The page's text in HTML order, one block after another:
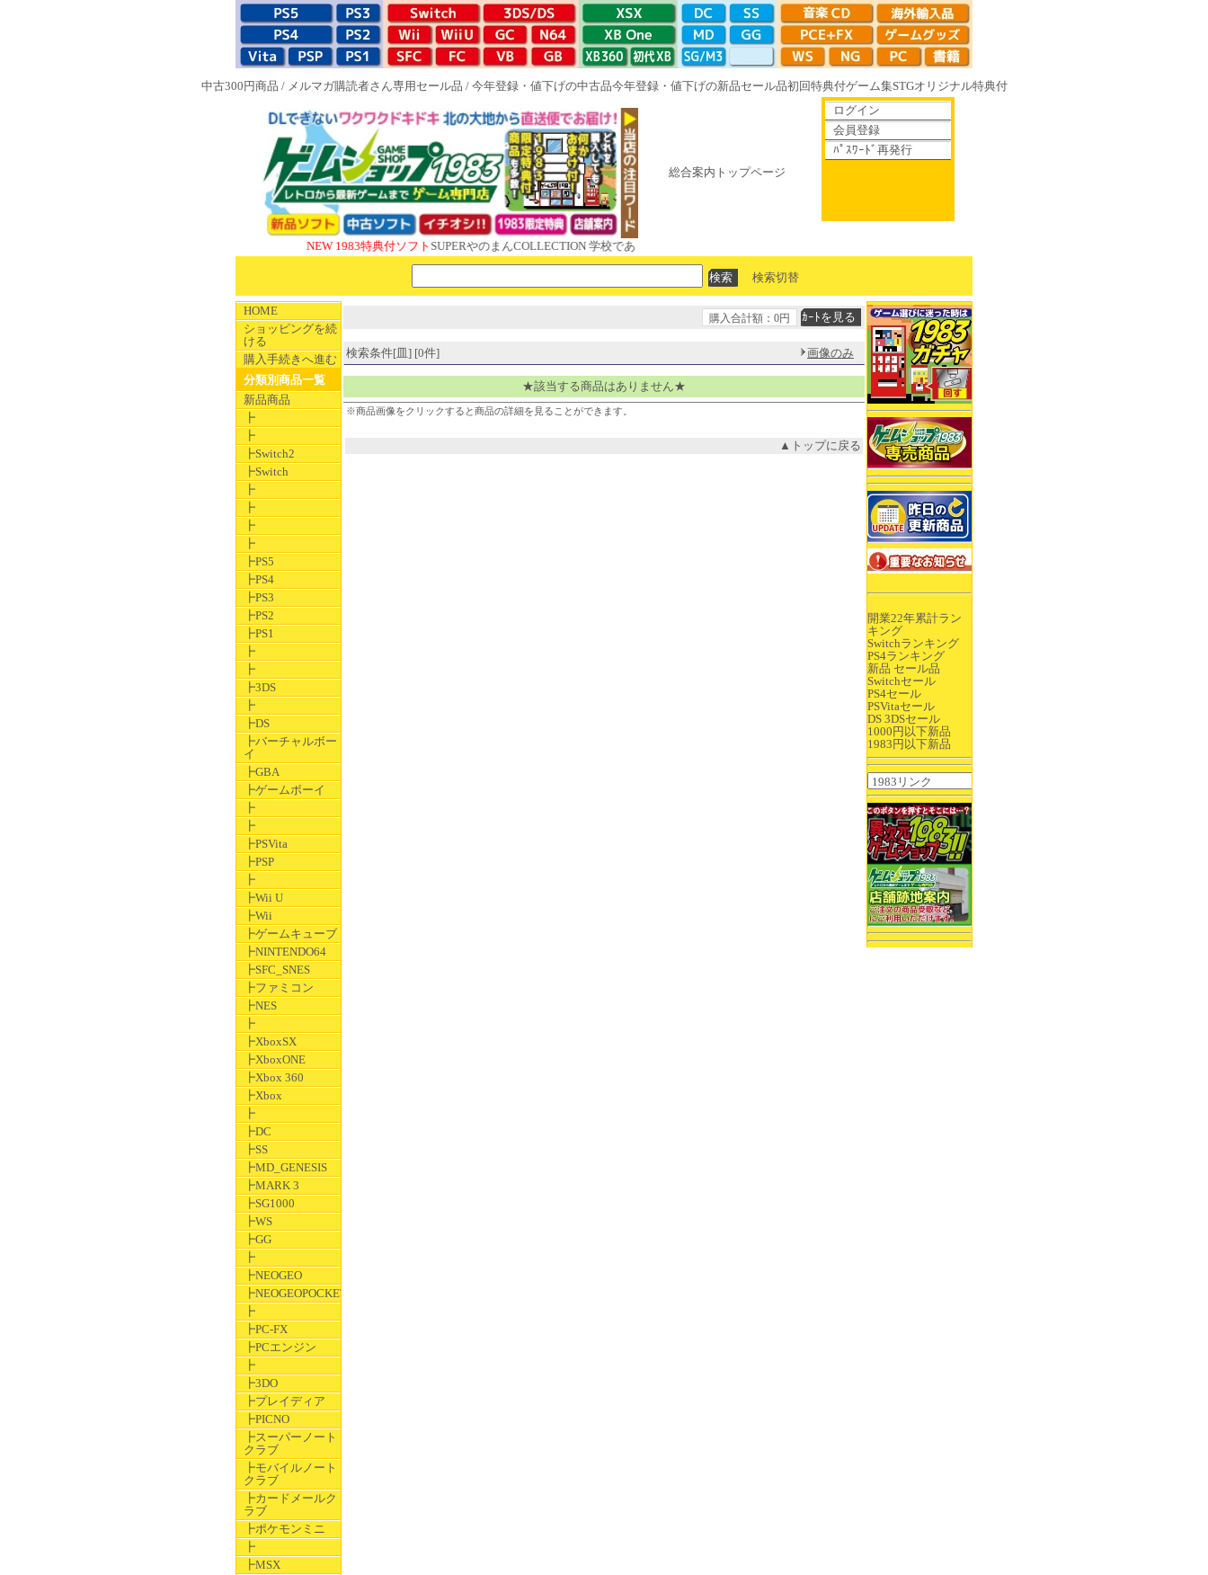
中古300円商品 / メルマガ購読者さん専用セール品 / 今年登録・値下げの中古品今年登録・値下げの新品セール品初回特典付ゲーム集STGオリジナル特典付
総合案内トップページ
NEW 1983特典付ソフトSUPERやのまんCOLLECTION 学校であった怖い話と晦󠄀つきこもり ルート16R やがて散りゆく鏡の花へ 70年代風ロボットアニメ ゲッP-X アレサ
ログイン
会員登録
ﾊﾟｽﾜｰﾄﾞ再発行
検索切替
HOME
ショッピングを続
ける
購入手続きへ進む
分類別商品一覧
新品商品
┣
┣
┣Switch2
┣Switch
┣
┣
┣
┣
┣PS5
┣PS4
┣PS3
┣PS2
┣PS1
┣
┣
┣3DS
┣
┣DS
┣バーチャルボー
イ
┣GBA
┣ゲームボーイ
┣
┣
┣PSVita
┣PSP
┣
┣Wii U
┣Wii
┣ゲームキューブ
┣NINTENDO64
┣SFC_SNES
┣ファミコン
┣NES
┣
┣XboxSX
┣XboxONE
┣Xbox 360
┣Xbox
┣
┣DC
┣SS
┣MD_GENESIS
┣MARK 3
┣SG1000
┣WS
┣GG
┣
┣NEOGEO
┣NEOGEOPOCKET
┣
┣PC-FX
┣PCエンジン
┣
┣3DO
┣プレイディア
┣PICNO
┣スーパーノート
クラブ
┣モバイルノート
クラブ
┣カードメールク
ラブ
┣ポケモンミニ
┣
┣MSX
開業22年累計ラン
キング
Switchランキング
PS4ランキング
新品 セール品
Switchセール
PS4セール
PSVitaセール
DS 3DSセール
1000円以下新品
1983円以下新品
購入合計額：0円
検索条件[皿] [0件] 画像のみ
★該当する商品はありません★
※商品画像をクリックすると商品の詳細を見ることができます。
▲トップに戻る